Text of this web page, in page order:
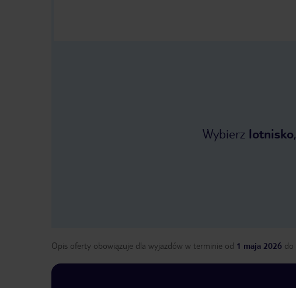
Wybierz lotnisko,
Opis oferty obowiązuje dla wyjazdów w terminie od 1 maja 2026 do